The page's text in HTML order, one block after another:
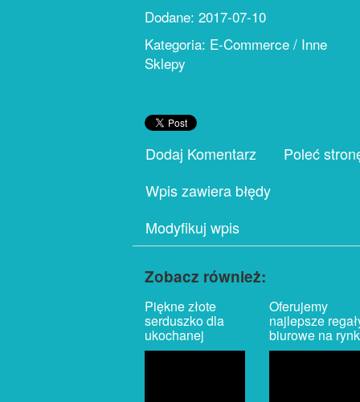
Dodane: 2017-07-10
Kategoria: E-Commerce / Inne
Sklepy
Dodaj Komentarz
Poleć
Wpis zawiera błędy
Modyfikuj wpis
Zobacz również:
Piękne złote
serduszko dla
ukochanej
Oferujemy
najlepsze
biurowe na